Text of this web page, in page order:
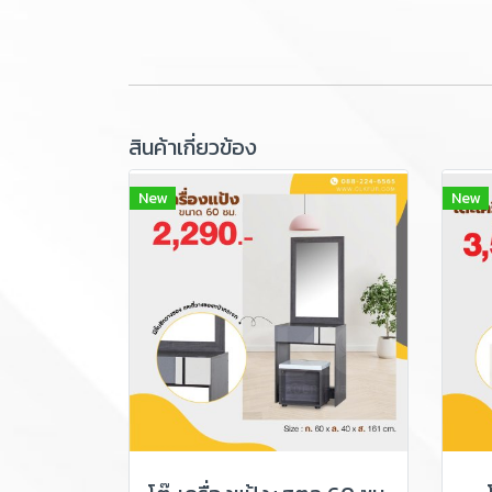
สินค้าเกี่ยวข้อง
New New